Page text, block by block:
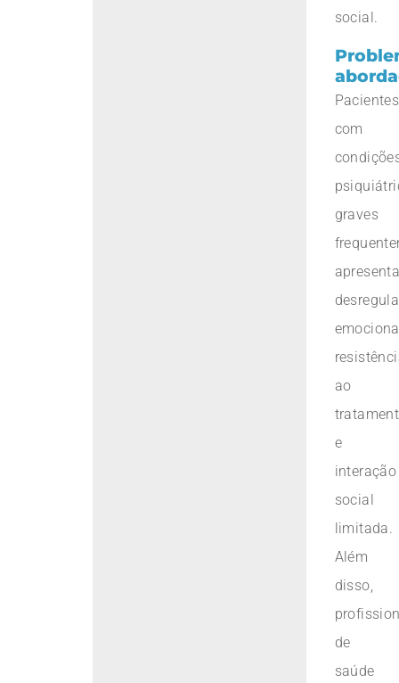
social.
Pacientes
com
graves
ao
e
interação
social
limitada.
Além
disso,
de
saúde